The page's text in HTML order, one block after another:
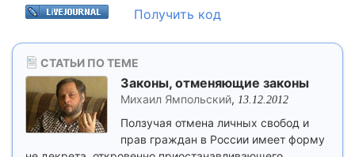
Получить код
СТАТЬИ ПО ТЕМЕ
Законы, отменяющие законы
Михаил Ямпольский, 13.12.2012
Ползучая отмена личных свобод и
прав граждан в России имеет форму